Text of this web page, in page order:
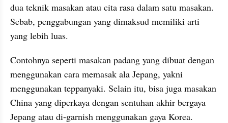
dua teknik masakan atau cita rasa dalam satu masakan.
Sebab, penggabungan yang dimaksud memiliki arti
yang lebih luas.
Contohnya seperti masakan padang yang dibuat dengan
menggunakan cara memasak ala Jepang, yakni
menggunakan teppanyaki. Selain itu, bisa juga masakan
China yang diperkaya dengan sentuhan akhir bergaya
Jepang atau di-garnish menggunakan gaya Korea.